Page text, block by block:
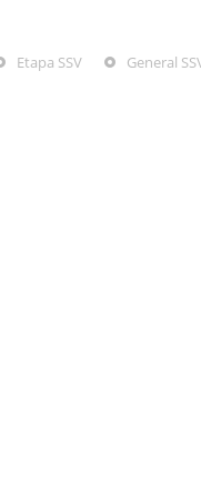
Etapa SSV General